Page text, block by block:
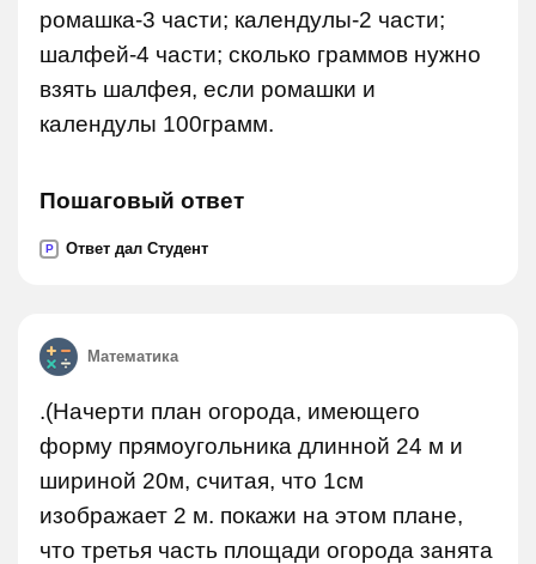
ромашка-3 части; календулы-2 части;
шалфей-4 части; сколько граммов нужно
взять шалфея, если ромашки и
календулы 100грамм.
Пошаговый ответ
P Ответ дал Студент
Математика
.(Начерти план огорода, имеющего
форму прямоугольника длинной 24 м и
шириной 20м, считая, что 1см
изображает 2 м. покажи на этом плане,
что третья часть площади огорода занята